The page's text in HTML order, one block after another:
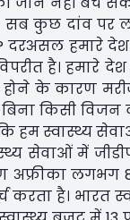
कुछ दांव पर
दरअसल हमारे
है। हमारे देश
के कारण
बिना किसी
कि हम स्वास्थ्य
सेवाओं में
अफ्रीका लगभग
करता है।